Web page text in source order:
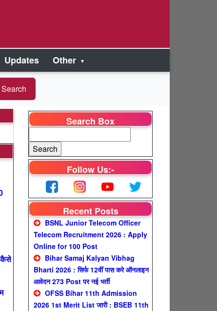
Updates Other
कैसे
Search Box
Follow Us:-
Recent Posts
BSNL Junior Telecom Officer
Telecom Recruitment 2026 : Apply
Online for 100 Post
Bihar Samaj Kalyan Vibhag
Bharti 2026 : सिर्फ 12वीं पास करे ऑनलाइन
आवेदन 273 Post पर नई भर्ती
OFSS Bihar 11th Admission
2026 1st Merit List जारी : BSEB 11th